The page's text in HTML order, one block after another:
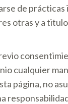
de prácticas
otras y a
cualquier
página, no